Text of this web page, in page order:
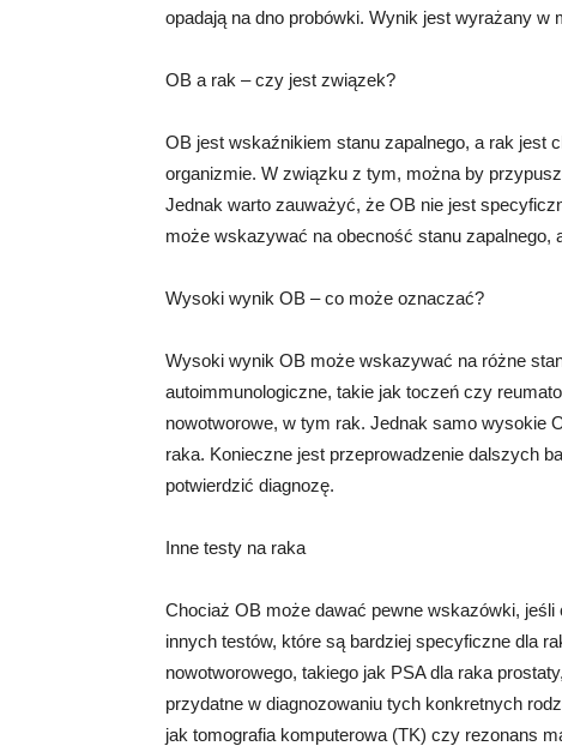
opadają na dno probówki. Wynik jest wyrażany w
OB a rak – czy jest związek?
OB jest wskaźnikiem stanu zapalnego, a rak jest
organizmie. W związku z tym, można by
Jednak warto zauważyć, że OB nie jest
może wskazywać na obecność stanu zapalnego,
Wysoki wynik OB – co może oznaczać?
Wysoki wynik OB może wskazywać na różne
autoimmunologiczne, takie jak toczeń czy
nowotworowe, w tym rak. Jednak samo wysokie
raka. Konieczne jest przeprowadzenie dalszych
potwierdzić diagnozę.
Inne testy na raka
Chociaż OB może dawać pewne wskazówki,
innych testów, które są bardziej specyficzne dla
nowotworowego, takiego jak PSA dla raka
przydatne w diagnozowaniu tych konkretnych
jak tomografia komputerowa (TK) czy rezonans